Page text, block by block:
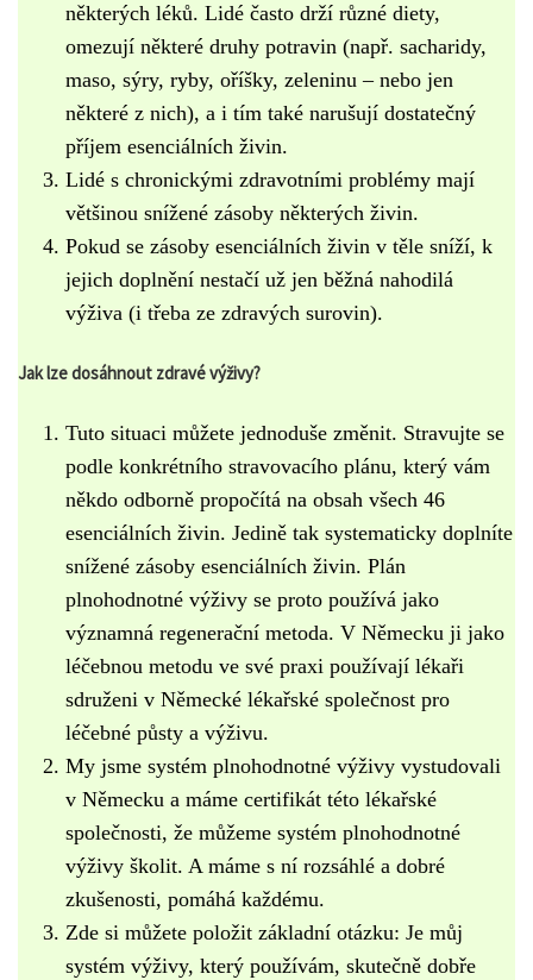
některých léků. Lidé často drží různé diety,
omezují některé druhy potravin (např. sacharidy,
maso, sýry, ryby, oříšky, zeleninu – nebo jen
některé z nich), a i tím také narušují dostatečný
příjem esenciálních živin.
Lidé s chronickými zdravotními problémy mají
většinou snížené zásoby některých živin.
Pokud se zásoby esenciálních živin v těle sníží, k
jejich doplnění nestačí už jen běžná nahodilá
výživa (i třeba ze zdravých surovin).
Jak lze dosáhnout zdravé výživy?
Tuto situaci můžete jednoduše změnit. Stravujte se
podle konkrétního stravovacího plánu, který vám
někdo odborně propočítá na obsah všech 46
esenciálních živin. Jedině tak systematicky doplníte
snížené zásoby esenciálních živin. Plán
plnohodnotné výživy se proto používá jako
významná regenerační metoda. V Německu ji jako
léčebnou metodu ve své praxi používají lékaři
sdruženi v Německé lékařské společnost pro
léčebné půsty a výživu.
My jsme systém plnohodnotné výživy vystudovali
v Německu a máme certifikát této lékařské
společnosti, že můžeme systém plnohodnotné
výživy školit. A máme s ní rozsáhlé a dobré
zkušenosti, pomáhá každému.
Zde si můžete položit základní otázku: Je můj
systém výživy, který používám, skutečně dobře